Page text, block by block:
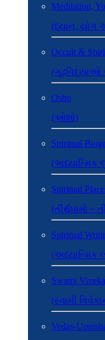
Meditation,
(ધ્યાન, યોગ
Occult &
Osho
(ઓશો)
Spiritual
(અધ્યાત્મિક
Spiritual
(તીર્થધામો ~
Spiritual
(અધ્યાત્મિક
Swami
(સ્વામી
Vedas-